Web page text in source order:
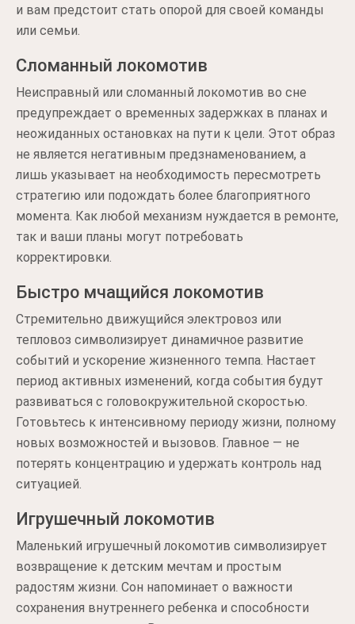
и вам предстоит стать опорой для своей команды
или семьи.
Сломанный локомотив
Неисправный или сломанный локомотив во сне
предупреждает о временных задержках в планах и
неожиданных остановках на пути к цели. Этот образ
не является негативным предзнаменованием, а
лишь указывает на необходимость пересмотреть
стратегию или подождать более благоприятного
момента. Как любой механизм нуждается в ремонте,
так и ваши планы могут потребовать
корректировки.
Быстро мчащийся локомотив
Стремительно движущийся электровоз или
тепловоз символизирует динамичное развитие
событий и ускорение жизненного темпа. Настает
период активных изменений, когда события будут
развиваться с головокружительной скоростью.
Готовьтесь к интенсивному периоду жизни, полному
новых возможностей и вызовов. Главное — не
потерять концентрацию и удержать контроль над
ситуацией.
Игрушечный локомотив
Маленький игрушечный локомотив символизирует
возвращение к детским мечтам и простым
радостям жизни. Сон напоминает о важности
сохранения внутреннего ребенка и способности